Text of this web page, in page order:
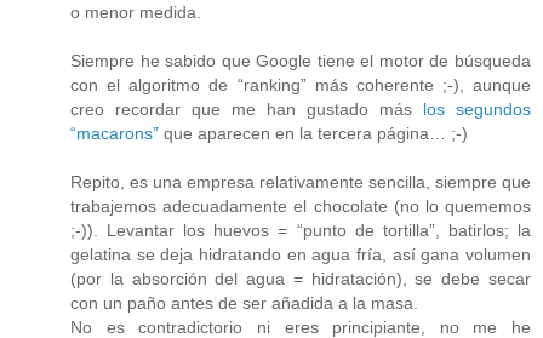
o menor medida.
Siempre he sabido que Google tiene el motor de búsqueda
con el algoritmo de “ranking” más coherente ;-), aunque
creo recordar que me han gustado más los segundos
“macarons” que aparecen en la tercera página… ;-)
Repito, es una empresa relativamente sencilla, siempre que
trabajemos adecuadamente el chocolate (no lo quememos
;-)). Levantar los huevos = “punto de tortilla”, batirlos; la
gelatina se deja hidratando en agua fría, así gana volumen
(por la absorción del agua = hidratación), se debe secar
con un paño antes de ser añadida a la masa.
No es contradictorio ni eres principiante, no me he